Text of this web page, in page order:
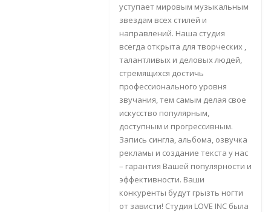
уступает мировым музыкальным
звездам всех стилей и
направлений. Наша студия
всегда открыта для творческих ,
талантливых и деловых людей,
стремящихся достичь
профессионального уровня
звучания, тем самым делая свое
искусство популярным,
доступным и прогрессивным.
Запись сингла, альбома, озвучка
рекламы и создание текста у нас
– гарантия Вашей популярности и
эффективности. Ваши
конкуренты будут грызть ногти
от зависти! Студия LOVE INC была